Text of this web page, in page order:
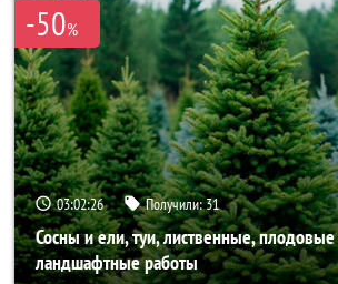
-50%
03:02:24 Получили:31
Сосны и ели, туи, лиственные,
ландшафтные работы